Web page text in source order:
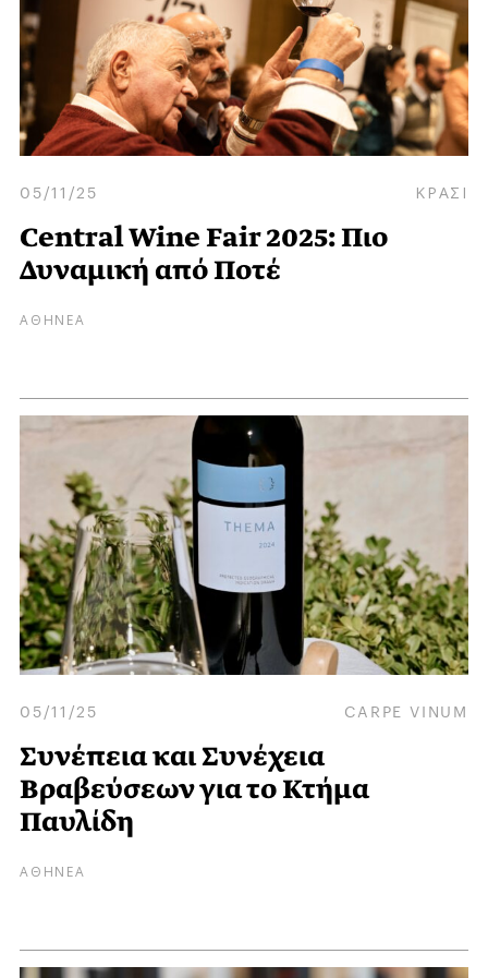
05/11/25 ΚΡΑΣΙ
Central Wine Fair 2025: Πιο
Δυναμική από Ποτέ
ΑΘΗΝΕΑ
05/11/25 CARPE VINUM
Συνέπεια και Συνέχεια
Βραβεύσεων για το Κτήμα
Παυλίδη
ΑΘΗΝΕΑ